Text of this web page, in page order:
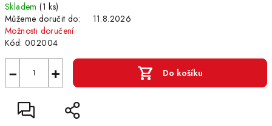
cena:
Skladem(1 ks)
Můžeme doručit do:
11.8.2026
Možnosti doručení
Kód: 002004
+
− Do košíku